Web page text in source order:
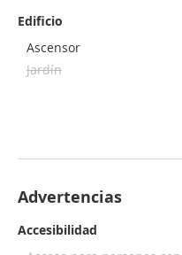
Edificio
Ascensor
Jardín
Advertencias
Accesibilidad